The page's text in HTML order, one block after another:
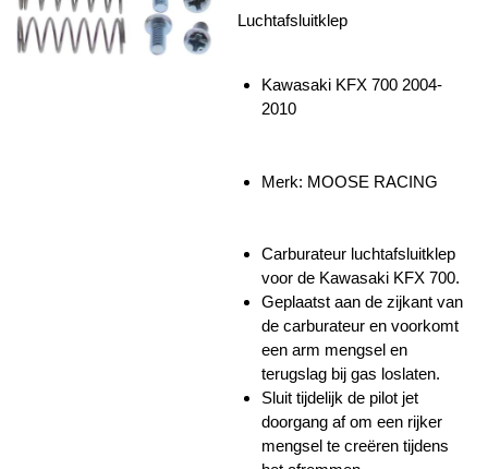
Luchtafsluitklep
Kawasaki KFX 700 2004-
2010
Merk: MOOSE RACING
Carburateur luchtafsluitklep
voor de Kawasaki KFX 700.
Geplaatst aan de zijkant van
de carburateur en voorkomt
een arm mengsel en
terugslag bij gas loslaten.
Sluit tijdelijk de pilot jet
doorgang af om een rijker
mengsel te creëren tijdens